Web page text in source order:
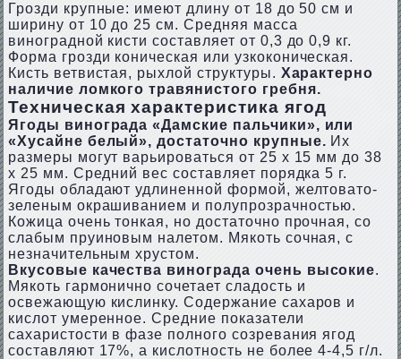
Грозди крупные: имеют длину от 18 до 50 см и
ширину от 10 до 25 см. Средняя масса
виноградной кисти составляет от 0,3 до 0,9 кг.
Форма грозди коническая или узкоконическая.
Кисть ветвистая, рыхлой структуры. Характерно
наличие ломкого травянистого гребня.
Техническая характеристика ягод
Ягоды винограда «Дамские пальчики», или
«Хусайне белый», достаточно крупные. Их
размеры могут варьироваться от 25 х 15 мм до 38
х 25 мм. Средний вес составляет порядка 5 г.
Ягоды обладают удлиненной формой, желтовато-
зеленым окрашиванием и полупрозрачностью.
Кожица очень тонкая, но достаточно прочная, со
слабым пруиновым налетом. Мякоть сочная, с
незначительным хрустом.
Вкусовые качества винограда очень высокие.
Мякоть гармонично сочетает сладость и
освежающую кислинку. Содержание сахаров и
кислот умеренное. Средние показатели
сахаристости в фазе полного созревания ягод
составляют 17%, а кислотность не более 4-4,5 г/л.